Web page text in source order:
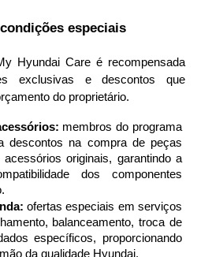
especiais
Hyundai Care é recompensada
exclusivas e descontos que
do proprietário.
membros do programa
descontos na compra de peças
originais, garantindo a
dos componentes
ofertas especiais em serviços
balanceamento, troca de
específicos, proporcionando
da qualidade Hyundai.